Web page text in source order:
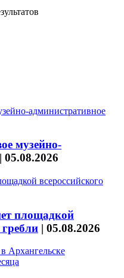
музейно-
| 05.08.2026
площадкой
гребли | 05.08.2026